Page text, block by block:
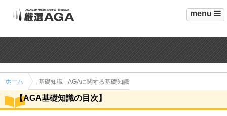
menu
ホーム 基礎知識 - AGAに関する基礎知識
【AGA基礎知識の目次】